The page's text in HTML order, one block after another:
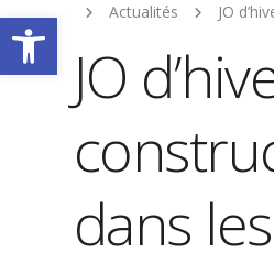
Ouvrir la barre
Actualités JO
JO
dans